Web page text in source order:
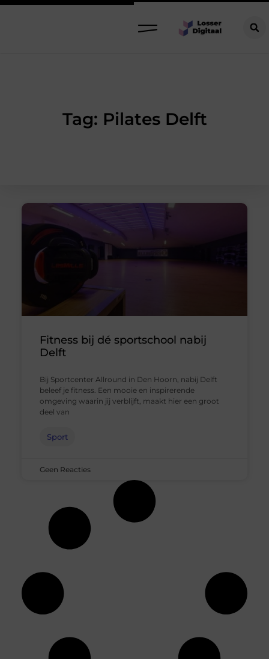
Tag: Pilates Delft
Fitness bij dé sportschool nabij
Delft
Bij Sportcenter Allround in Den Hoorn, nabij Delft
beleef je fitness. Een mooie en inspirerende
omgeving waarin jij verblijft, maakt hier een groot
deel van
Sport
Geen Reacties